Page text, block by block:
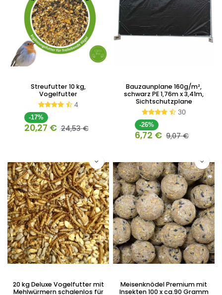
Streufutter 10 kg,
Vogelfutter
4
-17%
20,27 € 24,53€
Bauzaunplane 160g/m²,
schwarz PE 1,76m x 3,41m,
Sichtschutzplane
30
-26%
6,72 € 9,07€
20 kg Deluxe Vogelfutter mit
Mehlwürmern schalenlos für
Meisenknödel Premium mit
Insekten 100 x ca.90 Gramm